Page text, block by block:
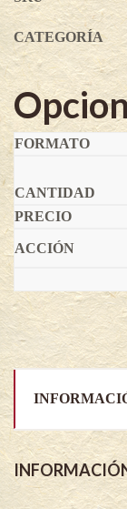
CATEGORÍA